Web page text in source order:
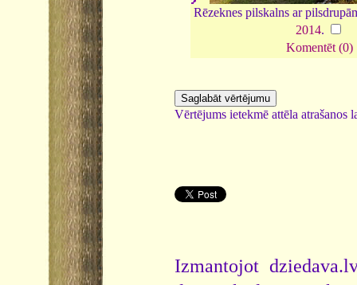
Rēzeknes pilskalns ar
2014.
Komentēt (0)
Vērtējums ietekmē attēla atrašanos
Izmantojot